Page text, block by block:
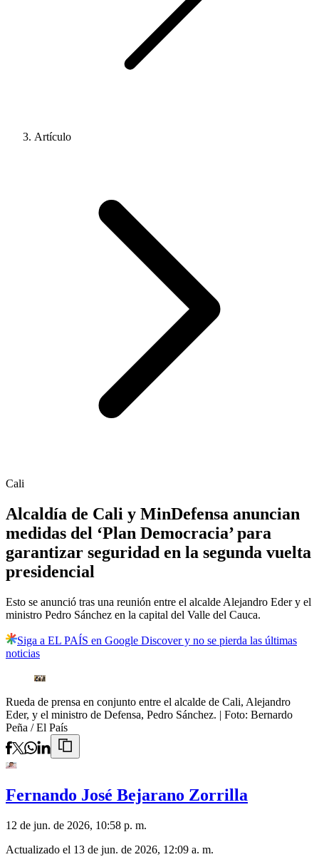
Artículo
Cali
Alcaldía de Cali y MinDefensa anuncian
medidas del ‘Plan Democracia’ para
garantizar seguridad en la segunda vuelta
presidencial
Esto se anunció tras una reunión entre el alcalde Alejandro Eder y el
ministro Pedro Sánchez en la capital del Valle del Cauca.
Siga a EL PAÍS en Google Discover y no se pierda las últimas
noticias
Rueda de prensa en conjunto entre el alcalde de Cali, Alejandro
Eder, y el ministro de Defensa, Pedro Sánchez. | Foto: Bernardo
Peña / El País
Fernando José Bejarano Zorrilla
12 de jun. de 2026, 10:58 p. m.
Actualizado el 13 de jun. de 2026, 12:09 a. m.